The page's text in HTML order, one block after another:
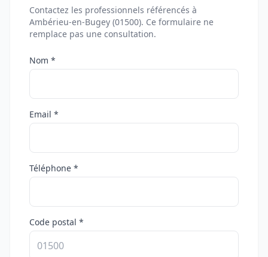
Contactez les professionnels référencés à
Ambérieu-en-Bugey (01500). Ce formulaire ne
remplace pas une consultation.
Nom *
Email *
Téléphone *
Code postal *